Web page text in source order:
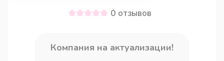
0 отзывов
Компания на актуализации!